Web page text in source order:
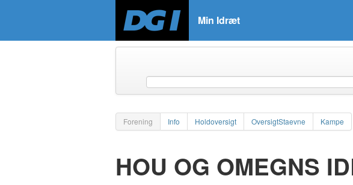
Min Idræt
Forening Info Holdoversigt OversigtStaevne Kampe
HOU OG OMEGNS